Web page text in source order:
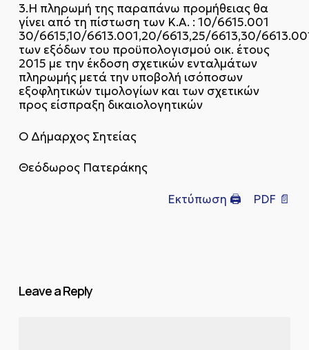
3.Η πληρωμή της παραπάνω προμήθειας θα
γίνει από τη πίστωση των Κ.Α. : 10/6615.001
30/6615,10/6613.001,20/6613,25/6613,30/
των εξόδων του προϋπολογισμού οικ. έτους
2015 με την έκδοση σχετικών ενταλμάτων
πληρωμής μετά την υποβολή ισόποσων
εξοφλητικών τιμολογίων και των σχετικών
προς είσπραξη δικαιολογητικών
Ο Δήμαρχος Σητείας
Θεόδωρος Πατεράκης
Εκτύπωση 🖨 PDF 📄
Leave a Reply